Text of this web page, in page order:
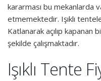
kararması bu mekanlarda
etmemektedir. Işıklı
Katlanarak açılıp
şekilde çalışmaktadır.
Işıklı Tente